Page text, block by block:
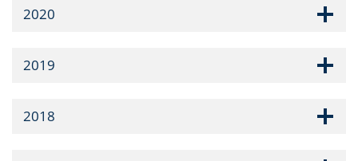
2020
2019
2018